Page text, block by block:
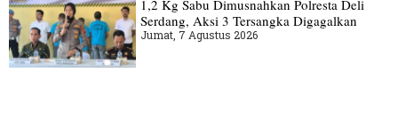
1,2 Kg Sabu Dimusnahkan Polresta Deli
Serdang, Aksi 3 Tersangka Digagalkan
Jumat, 7 Agustus 2026